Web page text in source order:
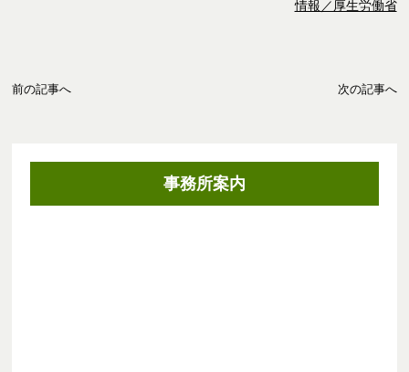
情報／厚生労働省
前の記事へ 次の記事へ
事務所案内